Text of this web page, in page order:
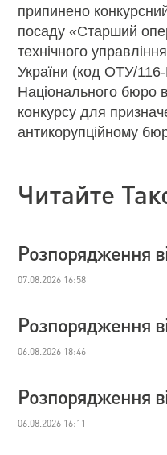
припинено
посаду «Старший
технічного
України (код ОТУ/
Національного бюро
конкурсу для
антикорупційному
Читайте
Розпорядження
07.08.2026 16:58
Розпорядження
06.08.2026 18:46
Розпорядження
06.08.2026 16:11